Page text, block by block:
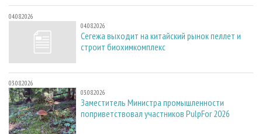
04.08.2026
04.08.2026
Сегежа выходит на китайский рынок пеллет и
строит биохимкомплекс
03.08.2026
03.08.2026
Заместитель Министра промышленности
поприветствовал участников PulpFor 2026